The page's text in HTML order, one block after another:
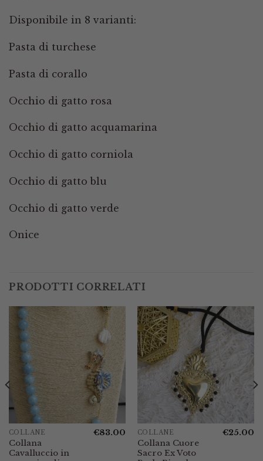
Disponibile in 8 varianti:
Pasta di turchese
Pasta di corallo
Occhio di gatto rosa
Occhio di gatto acquamarina
Occhio di gatto corniola
Occhio di gatto blu
Occhio di gatto verde
Onice
PRODOTTI CORRELATI
COLLANE
Collana
Cavalluccio in
€83.00 COLLANE
Collana Cuore
Sacro Ex Voto
€25.00